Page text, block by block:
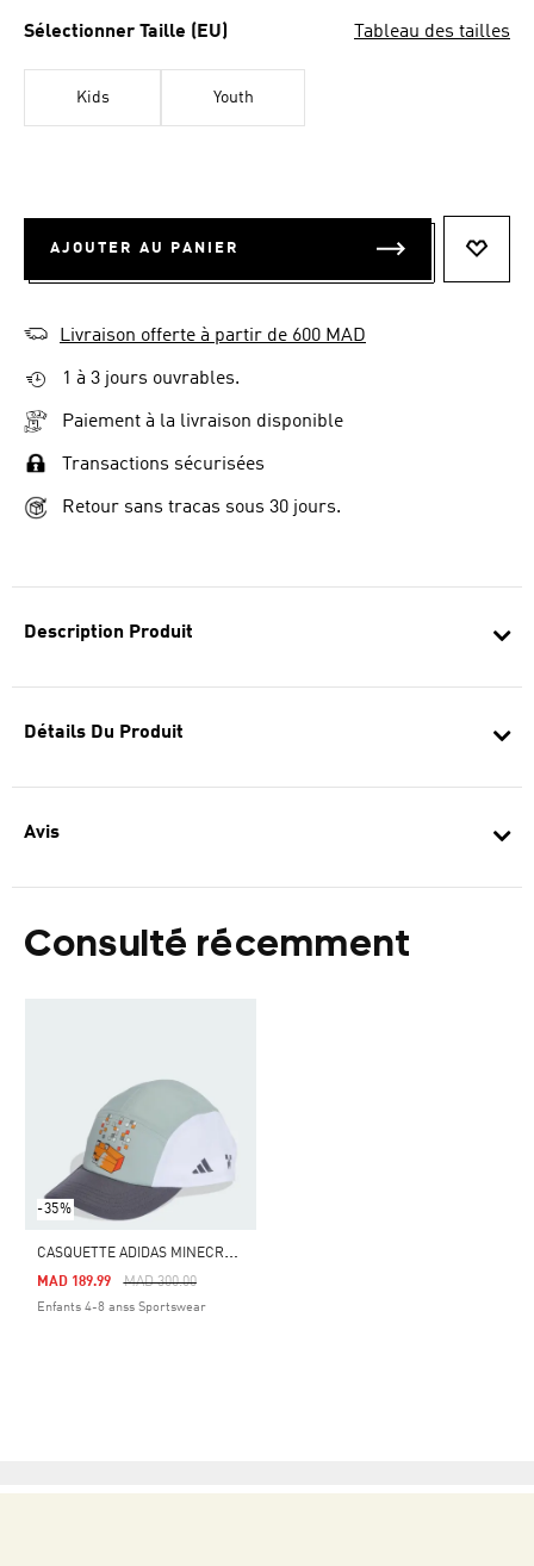
Description Produit
Détails Du Produit
Avis
Consulté récemment
-35%
C
ASQUETTE ADIDAS MINECRAFT ENFANTS
Price Reduced From
MAD 300.00To
MAD 189.99
Enfants 4-8 anss Sportswear
Sélectionner Taille (EU) Tableau des tailles
Kids Youth
AJOUTER AU PANIER
Livraison offerte à partir de 600 MAD
1 à 3 jours ouvrables.
Paiement à la livraison disponible
Transactions sécurisées
Retour sans tracas sous 30 jours.